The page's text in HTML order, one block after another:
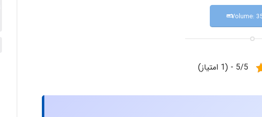
Volume:
5/5 - (1 امتیاز)